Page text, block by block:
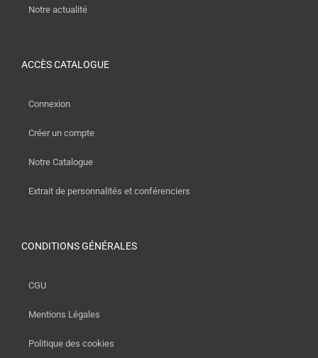
Notre actualité
ACCÈS CATALOGUE
Connexion
Créer un compte
Notre Catalogue
Extrait de personnalités et conférenciers
CONDITIONS GÉNÉRALES
CGU
Mentions Légales
Politique des cookies